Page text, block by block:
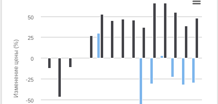
Изменение цены (%)
-50
-25
0
25
50